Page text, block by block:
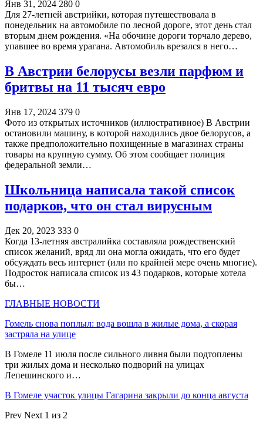
Янв 31, 2024 280 0
Для 27-летней австрийки, которая путешествовала в
понедельник на автомобиле по лесной дороге, этот день стал
вторым днем рождения. «На обочине дороги торчало дерево,
упавшее во время урагана. Автомобиль врезался в него…
В Австрии белорусы везли парфюм и
бритвы на 11 тысяч евро
Янв 17, 2024 379 0
Фото из открытых источников (иллюстративное) В Австрии
остановили машину, в которой находились двое белорусов, а
также предположительно похищенные в магазинах страны
товары на крупную сумму. Об этом сообщает полиция
федеральной земли…
Школьница написала такой список
подарков, что он стал вирусным
Дек 20, 2023 333 0
Когда 13-летняя австралийка составляла рождественский
список желаний, вряд ли она могла ожидать, что его будет
обсуждать весь интернет (или по крайней мере очень многие).
Подросток написала список из 43 подарков, которые хотела
бы…
ГЛАВНЫЕ НОВОСТИ
Гомель снова поплыл: вода вошла в жилые дома, а скорая
застряла на улице
В Гомеле 11 июля после сильного ливня были подтоплены
три жилых дома и несколько подворий на улицах
Лепешинского и…
В Гомеле участок улицы Гагарина закрыли до конца августа
Prev Next 1 из 2